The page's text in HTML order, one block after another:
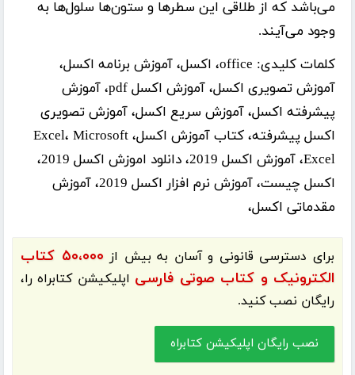
می‌باشد که از طلاقی این سطرها و ستون‌ها سلول‌ها به
وجود می‌آیند.
کلمات کلیدی:
office، اکسل، آموزش برنامه اکسل،
آموزش تصویری اکسل، آموزش اکسل pdf، آموزش
پیشرفته اکسل، آموزش سریع اکسل، آموزش تصویری
اکسل پیشرفته، کتاب آموزش اکسل، Excel، Microsoft
Excel، آموزش اکسل 2019، دانلود اموزش اکسل 2019،
اکسل چیست، آموزش نرم افزار اکسل 2019، آموزش
مقدماتی اکسل،
برای دسترسی قانونی و آسان به بیش از
۵۰،۰۰۰ کتاب
الکترونیک و کتاب صوتی فارسی اپلیکیشنکتابراهرا،
رایگان نصب کنید.
نصب رایگان اپلیکیشن کتابراه